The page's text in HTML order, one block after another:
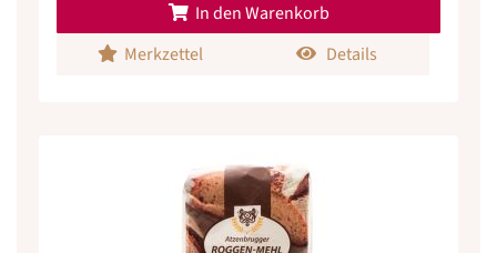
In den Warenkorb
Merkzettel
Details